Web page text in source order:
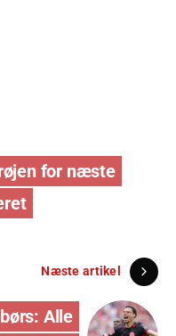
for næste
Næste artikel
Alle